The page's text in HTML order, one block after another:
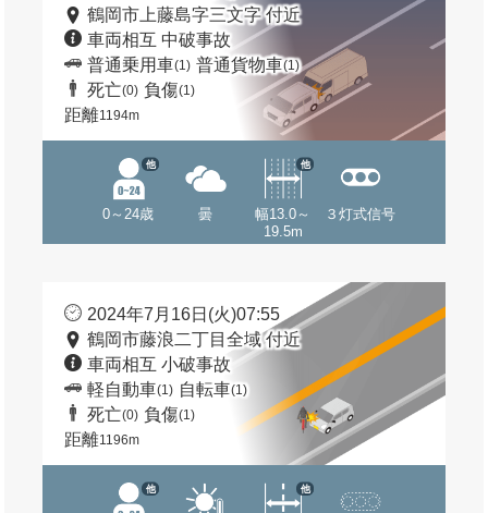
鶴岡市上藤島字三文字 付近
車両相互 中破事故
普通乗用車(1) 普通貨物車(1)
死亡(0) 負傷(1)
距離1194m
0～24歳
他
曇
幅13.0～
19.5m
他
３灯式信号
2024年7月16日(火)07:55
鶴岡市藤浪二丁目全域 付近
車両相互 小破事故
軽自動車(1) 自転車(1)
死亡(0) 負傷(1)
距離1196m
他 他